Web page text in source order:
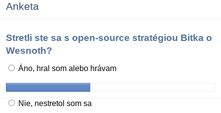
Anketa
Stretli ste sa s open-source stratégiou Bitka o
Wesnoth?
Áno, hral som alebo hrávam
Nie, nestretol som sa